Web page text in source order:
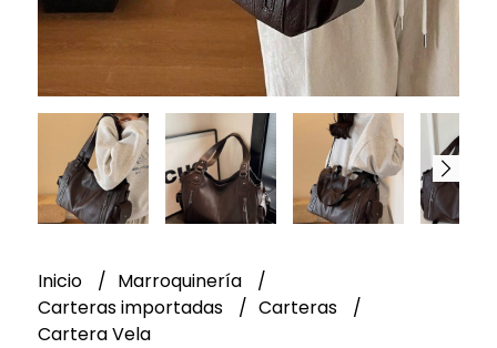
Inicio
Marroquinería
Carteras importadas
Carteras
Cartera Vela